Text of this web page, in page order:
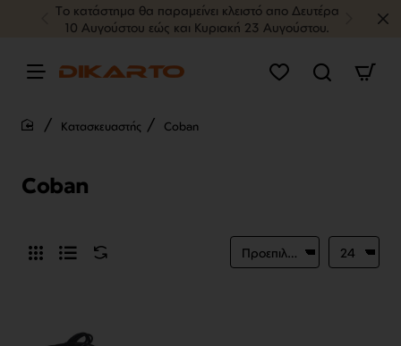
Tο κατάστημα θα παραμείνει κλειστό απο Δευτέρα
10 Αυγούστου εώς και Κυριακή 23 Αυγούστου.
Coban
Κατασκευαστής Coban